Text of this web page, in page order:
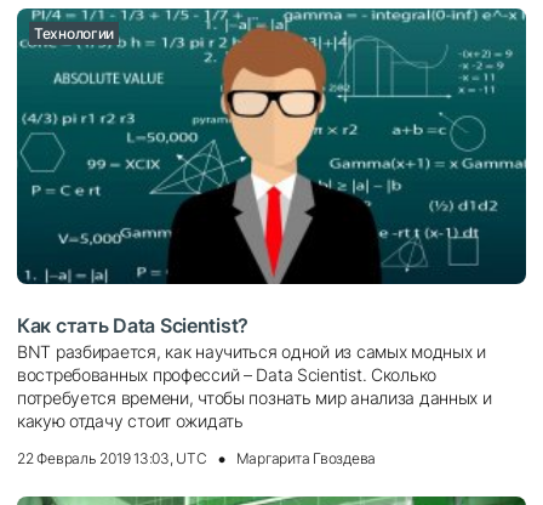
Технологии
Как стать Data Scientist?
BNT разбирается, как научиться одной из самых модных и
востребованных профессий – Data Scientist. Сколько
потребуется времени, чтобы познать мир анализа данных и
какую отдачу стоит ожидать
22 Февраль 2019 13:03, UTC Маргарита Гвоздева